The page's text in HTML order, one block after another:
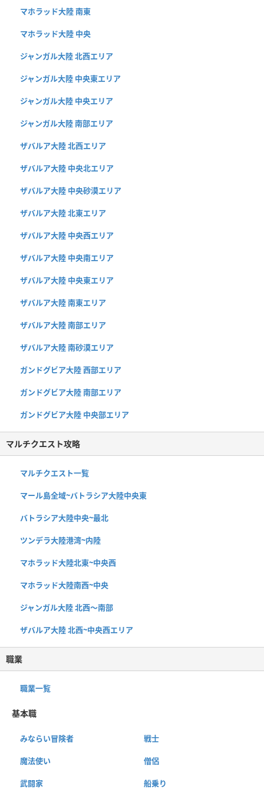
マホラッド大陸 南東
マホラッド大陸 中央
ジャンガル大陸 北西エリア
ジャンガル大陸 中央東エリア
ジャンガル大陸 中央エリア
ジャンガル大陸 南部エリア
ザバルア大陸 北西エリア
ザバルア大陸 中央北エリア
ザバルア大陸 中央砂漠エリア
ザバルア大陸 北東エリア
ザバルア大陸 中央西エリア
ザバルア大陸 中央南エリア
ザバルア大陸 中央東エリア
ザバルア大陸 南東エリア
ザバルア大陸 南部エリア
ザバルア大陸 南砂漠エリア
ガンドグビア大陸 西部エリア
ガンドグビア大陸 南部エリア
ガンドグビア大陸 中央部エリア
マルチクエスト攻略
マルチクエスト一覧
マール島全域~バトラシア大陸中央東
バトラシア大陸中央~最北
ツンデラ大陸港湾~内陸
マホラッド大陸北東~中央西
マホラッド大陸南西~中央
ジャンガル大陸 北西〜南部
ザバルア大陸 北西~中央西エリア
職業
職業一覧
基本職
みならい冒険者 戦士
魔法使い 僧侶
武闘家 船乗り